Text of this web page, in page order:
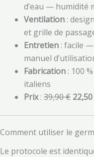
d’eau — humidité
Ventilation :
et grille de
Entretien : facile
manuel
Fabrication : 100
italiens
Prix: 39,90 €
Comment utiliser le
Le protocole est